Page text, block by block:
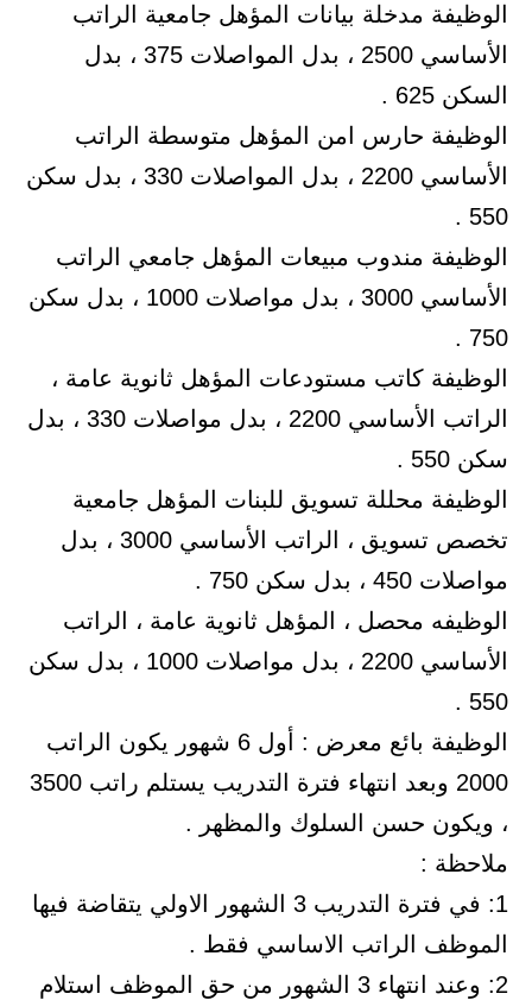
الوظيفة مدخلة بيانات المؤهل جامعية الراتب
الأساسي 2500 ، بدل المواصلات 375 ، بدل
السكن 625 .
الوظيفة حارس امن المؤهل متوسطة الراتب
الأساسي 2200 ، بدل المواصلات 330 ، بدل سكن
550 .
الوظيفة مندوب مبيعات المؤهل جامعي الراتب
الأساسي 3000 ، بدل مواصلات 1000 ، بدل سكن
750 .
الوظيفة كاتب مستودعات المؤهل ثانوية عامة ،
الراتب الأساسي 2200 ، بدل مواصلات 330 ، بدل
سكن 550 .
الوظيفة محللة تسويق للبنات المؤهل جامعية
تخصص تسويق ، الراتب الأساسي 3000 ، بدل
مواصلات 450 ، بدل سكن 750 .
الوظيفه محصل ، المؤهل ثانوية عامة ، الراتب
الأساسي 2200 ، بدل مواصلات 1000 ، بدل سكن
550 .
الوظيفة بائع معرض : أول 6 شهور يكون الراتب
2000 وبعد انتهاء فترة التدريب يستلم راتب 3500
، ويكون حسن السلوك والمظهر .
ملاحظة :
1: في فترة التدريب 3 الشهور الاولي يتقاضة فيها
الموظف الراتب الاساسي فقط .
2: وعند انتهاء 3 الشهور من حق الموظف استلام